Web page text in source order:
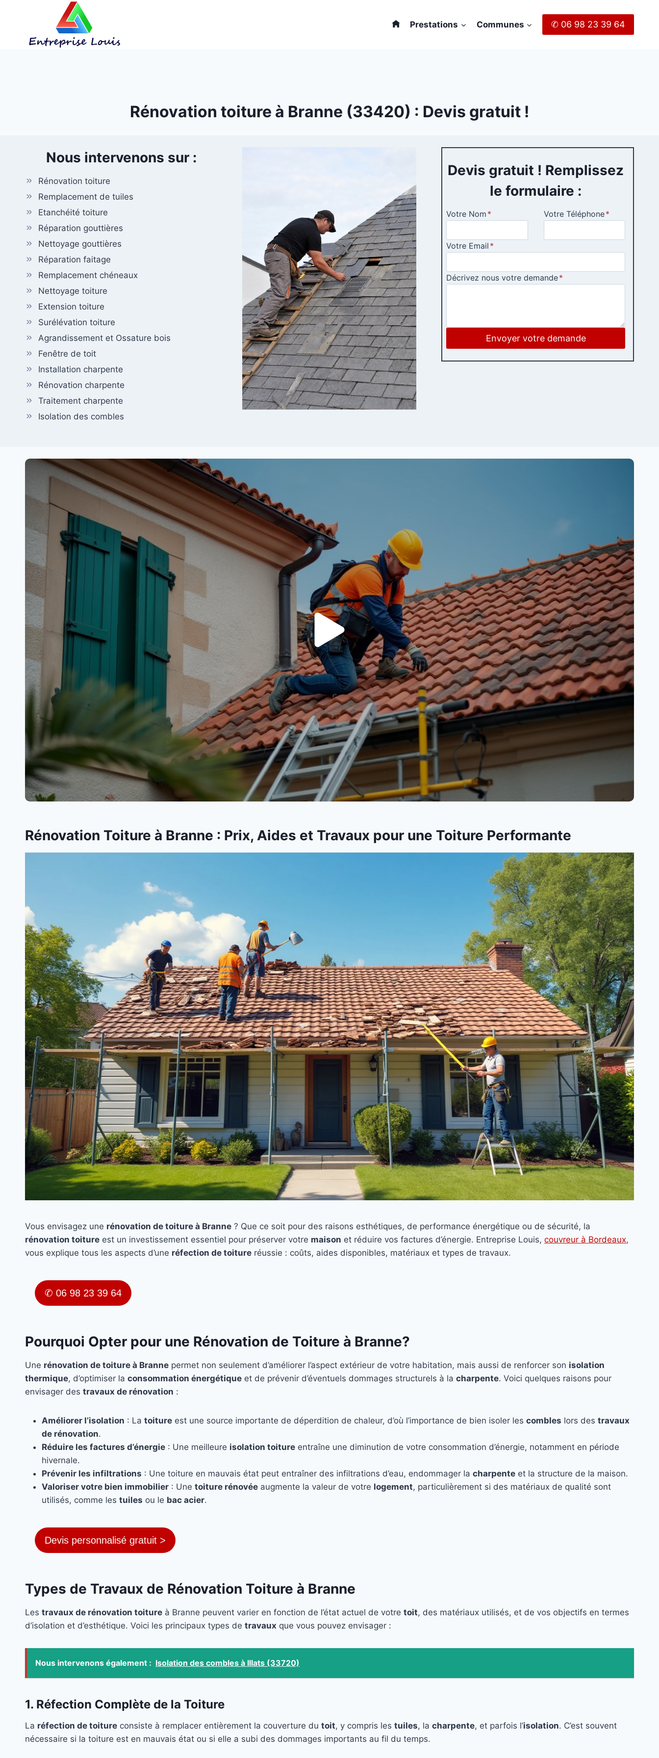
Prestations Communes ✆ 06 98 23 39 64
Rénovation toiture à Branne (33420) : Devis gratuit !
Nous intervenons sur :
Rénovation toiture
Remplacement de tuiles
Etanchéité toiture
Réparation gouttières
Nettoyage gouttières
Réparation faitage
Remplacement chéneaux
Nettoyage toiture
Extension toiture
Surélévation toiture
Agrandissement et Ossature bois
Fenêtre de toit
Installation charpente
Rénovation charpente
Traitement charpente
Isolation des combles
Devis gratuit ! Remplissez
le formulaire :
Votre Nom * Votre Téléphone*
Votre Email *
Décrivez nous votre demande*
Envoyer votre demande
Rénovation Toiture à Branne : Prix, Aides et Travaux pour une Toiture Performante
Vous envisagez une rénovation de toiture à Branne ? Que ce soit pour des raisons esthétiques, de performance énergétique ou de sécurité, la
rénovation toiture est un investissement essentiel pour préserver votre maison et réduire vos factures d’énergie. Entreprise Louis, couvreur à Bordeaux,
vous explique tous les aspects d’une réfection de toiture réussie : coûts, aides disponibles, matériaux et types de travaux.
✆ 06 98 23 39 64
Pourquoi Opter pour une Rénovation de Toiture à Branne?
Une rénovation de toiture à Branne permet non seulement d’améliorer l’aspect extérieur de votre habitation, mais aussi de renforcer son isolation
thermique, d’optimiser la consommation énergétique et de prévenir d’éventuels dommages structurels à la charpente. Voici quelques raisons pour
envisager des travaux de rénovation :
Améliorer l’isolation : La toiture est une source importante de déperdition de chaleur, d’où l’importance de bien isoler les combles lors des travaux
de rénovation.
Réduire les factures d’énergie : Une meilleure isolation toiture entraîne une diminution de votre consommation d’énergie, notamment en période
hivernale.
Prévenir les infiltrations : Une toiture en mauvais état peut entraîner des infiltrations d’eau, endommager la charpente et la structure de la maison.
Valoriser votre bien immobilier : Une toiture rénovée augmente la valeur de votre logement, particulièrement si des matériaux de qualité sont
utilisés, comme les tuiles ou le bac acier.
Devis personnalisé gratuit >
Types de Travaux de Rénovation Toiture à Branne
Les travaux de rénovation toiture à Branne peuvent varier en fonction de l’état actuel de votre toit, des matériaux utilisés, et de vos objectifs en termes
d’isolation et d’esthétique. Voici les principaux types de travaux que vous pouvez envisager :
Nous intervenons également : Isolation des combles à Illats (33720)
1. Réfection Complète de la Toiture
La réfection de toiture consiste à remplacer entièrement la couverture du toit, y compris les tuiles, la charpente, et parfois l’isolation. C’est souvent
nécessaire si la toiture est en mauvais état ou si elle a subi des dommages importants au fil du temps.